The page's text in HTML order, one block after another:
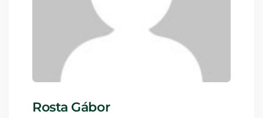
Rosta Gábor